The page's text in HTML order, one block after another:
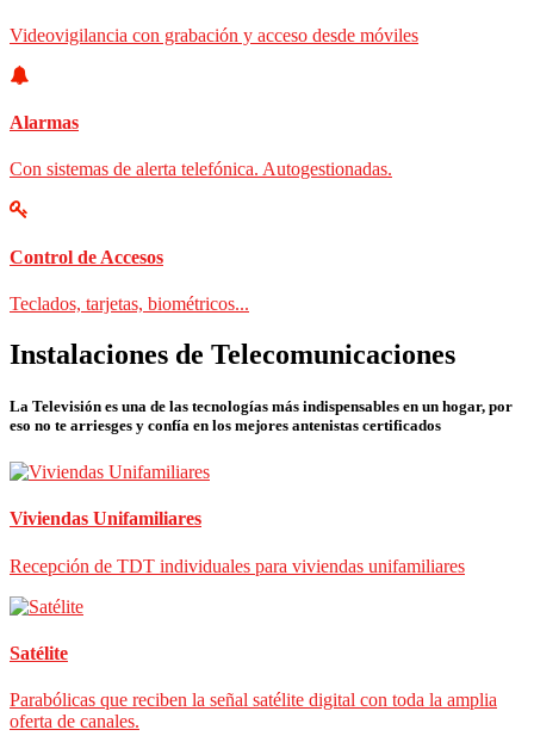
Videovigilancia con grabación y acceso desde móviles
Alarmas
Con sistemas de alerta telefónica. Autogestionadas.
Control de Accesos
Teclados, tarjetas, biométricos...
Instalaciones de Telecomunicaciones
La Televisión es una de las tecnologías más indispensables en un hogar, por
eso no te arriesges y confía en los mejores antenistas certificados
Viviendas Unifamiliares
Recepción de TDT individuales para viviendas unifamiliares
Satélite
Parabólicas que reciben la señal satélite digital con toda la amplia
oferta de canales.